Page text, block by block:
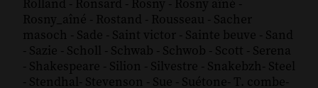
Rolland - Ronsard - Rosny - Rosny aîné -
Rosny_aîné - Rostand - Rousseau - Sacher
masoch - Sade - Saint victor - Sainte beuve - Sand
- Sazie - Scholl - Schwab - Schwob - Scott - Serena
- Shakespeare - Silion - Silvestre - Snakebzh- Steel
- Stendhal- Stevenson - Sue - Suétone- T. combe-